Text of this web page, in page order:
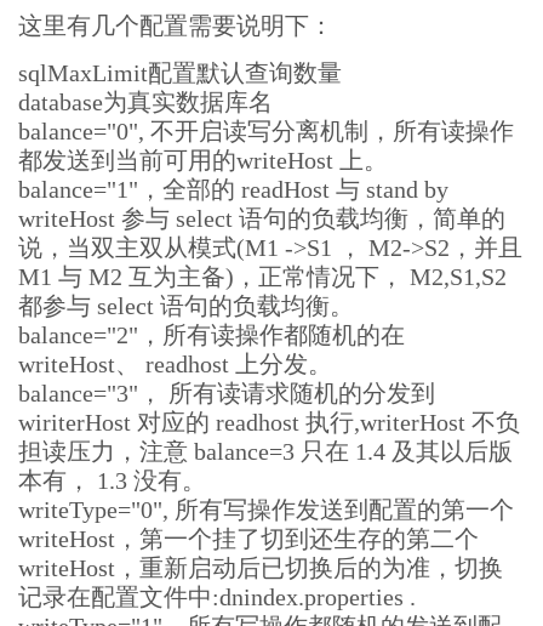
<!--1为开启mysql压缩协议-->
<!--  <property name="fakeMySQLVersion">5.6.20
</property>--> <!--设置模拟的MySQL版本号-->
<!-- <property name="processorBufferChunk">4096
0</property> -->
<!--
	<property name="processors">1</property>
	<property name="processorExecutor">32</property
	 -->
<!--默认为type 0: DirectByteBufferPool | type 1
ByteBufferArena | type 2 NettyBufferPool -->
<property name="processorBufferPoolTyp
e"
</property>
<!--默认是65535 64K 用于sql解析时最大文本长
度 -->
<!--<property name="maxStringLiteralLen
gth">65535</property>-->
<!--<property name="sequenceHandlerTyp
e">0</property>-->
<!--<property name="backSocketNoDelay">
1</property>-->
<!--<property name="frontSocketNoDela
y">1</property>-->
<!--<property name="processorExecutor">
16</property>-->
这里有几个配置需要说明下：
sqlMaxLimit配置默认查询数量
database为真实数据库名
balance="0", 不开启读写分离机制，所有读操作
都发送到当前可用的writeHost 上。
balance="1"，全部的 readHost 与 stand by
writeHost 参与 select 语句的负载均衡，简单的
说，当双主双从模式(M1 ->S1 ， M2->S2，并且
M1 与 M2 互为主备)，正常情况下， M2,S1,S2
都参与 select 语句的负载均衡。
balance="2"，所有读操作都随机的在
writeHost、 readhost 上分发。
balance="3"， 所有读请求随机的分发到
wiriterHost 对应的 readhost 执行,writerHost 不负
担读压力，注意 balance=3 只在 1.4 及其以后版
本有， 1.3 没有。
writeType="0", 所有写操作发送到配置的第一个
writeHost，第一个挂了切到还生存的第二个
writeHost，重新启动后已切换后的为准，切换
记录在配置文件中:dnindex.properties .